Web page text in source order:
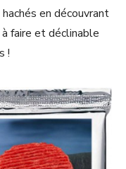
en découvrant
à faire et déclinable
!